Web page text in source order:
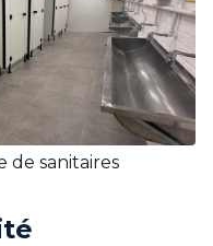
de sanitaires